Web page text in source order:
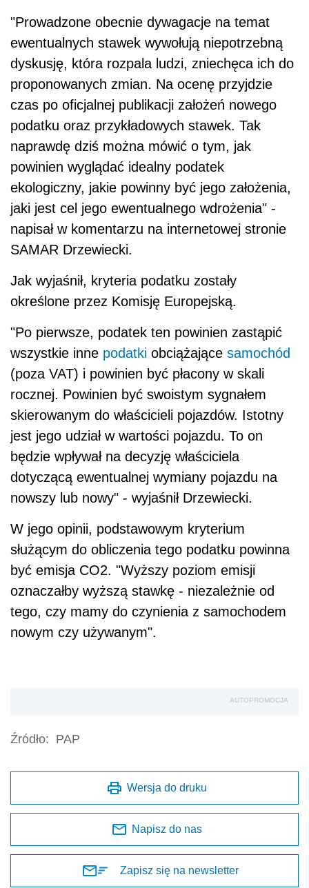
"Prowadzone obecnie dywagacje na temat
ewentualnych stawek wywołują niepotrzebną
dyskusję, która rozpala ludzi, zniechęca ich do
proponowanych zmian. Na ocenę przyjdzie
czas po oficjalnej publikacji założeń nowego
podatku oraz przykładowych stawek. Tak
naprawdę dziś można mówić o tym, jak
powinien wyglądać idealny podatek
ekologiczny, jakie powinny być jego założenia,
jaki jest cel jego ewentualnego wdrożenia" -
napisał w komentarzu na internetowej stronie
SAMAR Drzewiecki.
Jak wyjaśnił, kryteria podatku zostały
określone przez Komisję Europejską.
"Po pierwsze, podatek ten powinien zastąpić
wszystkie inne podatki obciążające samochód
(poza VAT) i powinien być płacony w skali
rocznej. Powinien być swoistym sygnałem
skierowanym do właścicieli pojazdów. Istotny
jest jego udział w wartości pojazdu. To on
będzie wpływał na decyzję właściciela
dotyczącą ewentualnej wymiany pojazdu na
nowszy lub nowy" - wyjaśnił Drzewiecki.
W jego opinii, podstawowym kryterium
służącym do obliczenia tego podatku powinna
być emisja CO2. "Wyższy poziom emisji
oznaczałby wyższą stawkę - niezależnie od
tego, czy mamy do czynienia z samochodem
nowym czy używanym".
AUTOPROMOCJA
Źródło: PAP
Wersja do druku
Napisz do nas
Zapisz się na newsletter